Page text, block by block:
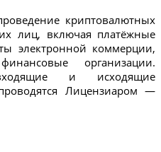
криптовалютных
лиц, включая платёжные
электронной коммерции,
организации.
и исходящие
Лицензиаром —